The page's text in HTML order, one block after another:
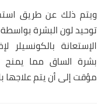
ويتم ذلك عن طريق
توحيد لون البشرة
الإستعانة بالكونسيلر
بشرة الساق مما
مؤقت إلى أن يتم علاجها